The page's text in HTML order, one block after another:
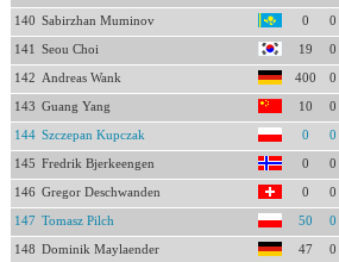
140 Sabirzhan Muminov 0 0
141 Seou Choi 19 0
142 Andreas Wank 400 0
143 Guang Yang 10 0
144 Szczepan Kupczak 0 0
145 Fredrik Bjerkeengen 0 0
146 Gregor Deschwanden 0 0
147 Tomasz Pilch 50 0
148 Dominik Maylaender 47 0